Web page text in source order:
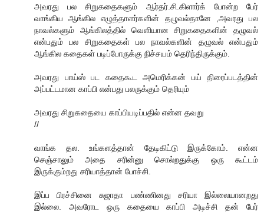
அவரது பல சிறுகதைகளும் ஆர்தர்.சி.கிளார்க் போன்ற பேர்
வாங்கிய ஆங்கில எழுத்தாளர்களின் தழுவல்தானே ,அவரது பல
நாவல்களும் ஆங்கிலத்தில் வெளியான சிறுகதைகளின் தழுவல்
என்பதும் பல சிறுகதைகள் பல நாவல்களின் தழுவல் என்பதும்
ஆங்கில கதைகள் படிப்போருக்கு நிச்சயம் தெரிந்திருக்கும்.
அவரது பாய்ஸ் பட கதைகூட அமெரிக்கன் பய் திரைப்படத்தின்
அப்பட்டமான காப்பி என்பது பலருக்கும் தெரியும்
அவரது சிறுகதையை காப்பியடிப்பதில் என்ன தவறு
//
வாங்க தல. உங்களத்தான் தேடிகிட்டு இருக்கோம். என்ன
செஞ்சாலும் அதை சரின்னு சொல்றதுக்கு ஒரு கூட்டம்
இருக்கும்றது சரியாத்தான் போச்சி.
இப்ப பிரச்சினை சுஜாதா பண்ணினது சரியா இல்லையான‌றது
இல்லை. அவரோட ஒரு கதையை காப்பி அடிச்சி தன் பேர்